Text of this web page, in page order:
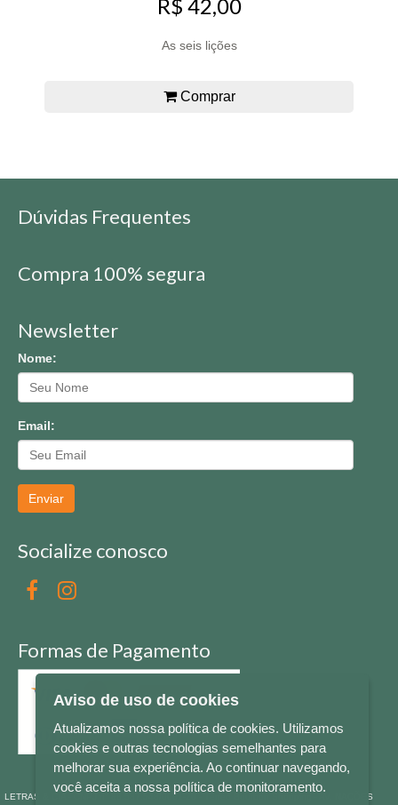
R$ 42,00
As seis lições
Comprar
Dúvidas Frequentes
Compra 100% segura
Newsletter
Nome:
Email:
Enviar
Socialize conosco
Formas de Pagamento
LETRAS & CIA - CNPJ n° 88.587.548/0001-20 - Térreo Bourbon Shopping - AV. NAÇÕES
Aviso de uso de cookies
Atualizamos nossa política de cookies. Utilizamos
cookies e outras tecnologias semelhantes para
melhorar sua experiência. Ao continuar navegando,
você aceita a nossa política de monitoramento.